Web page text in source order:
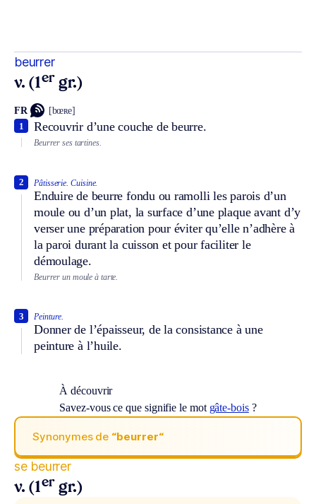
beurrer
v. (1er gr.)
FR [bœʀe]
Recouvrir d’une couche de beurre.
1
Beurrer ses tartines.
Pâtisserie. Cuisine.
Enduire de beurre fondu ou ramolli les parois d’un
moule ou d’un plat, la surface d’une plaque avant d’y
verser une préparation pour éviter qu’elle n’adhère à
la paroi durant la cuisson et pour faciliter le
démoulage.
2
Beurrer un moule à tarte.
Peinture.
Donner de l’épaisseur, de la consistance à une
peinture à l’huile.
3
À découvrir
Savez-vous ce que signifie le mot gâte-bois?
Synonymes de “beurrer“
se beurrer
v. (1er gr.)